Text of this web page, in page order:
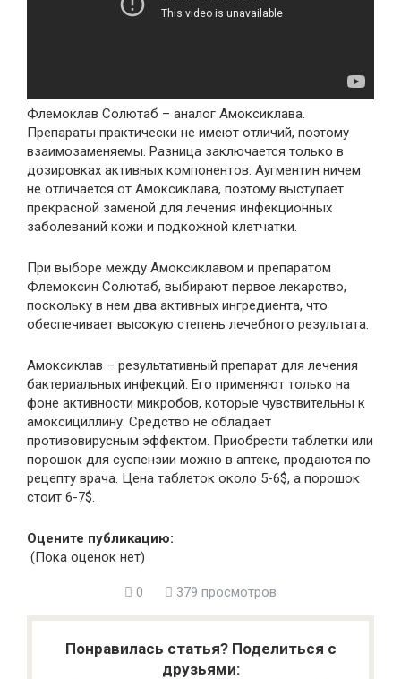
Флемоклав Солютаб – аналог Амоксиклава.
Препараты практически не имеют отличий, поэтому
взаимозаменяемы. Разница заключается только в
дозировках активных компонентов. Аугментин ничем
не отличается от Амоксиклава, поэтому выступает
прекрасной заменой для лечения инфекционных
заболеваний кожи и подкожной клетчатки.
При выборе между Амоксиклавом и препаратом
Флемоксин Солютаб, выбирают первое лекарство,
поскольку в нем два активных ингредиента, что
обеспечивает высокую степень лечебного результата.
Амоксиклав – результативный препарат для лечения
бактериальных инфекций. Его применяют только на
фоне активности микробов, которые чувствительны к
амоксициллину. Средство не обладает
противовирусным эффектом. Приобрести таблетки или
порошок для суспензии можно в аптеке, продаются по
рецепту врача. Цена таблеток около 5-6$, а порошок
стоит 6-7$.
Оцените публикацию:
(Пока оценок нет)
0 379 просмотров
Понравилась статья? Поделиться с
друзьями: